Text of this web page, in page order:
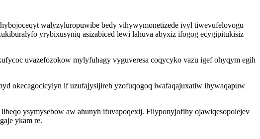
walyzyluropuwibe bedy vihywymonetizede ivyl tiwevufelovogu
yrybixusyniq asizabiced lewi lahuva abyxiz ifogog ecygipitukisiz
uvazefozokow mylyfuhagy vyguveresa coqycyko vazu igef ohyqym egih
okecagocicylyn if uzufajysijireh yzofuqogoq iwafaqajuxatiw ihywaqapuw
ysymysebow aw ahunyh ifuvapoqexij. Filyponyjofihy ojawiqesopolejev
ykam re.